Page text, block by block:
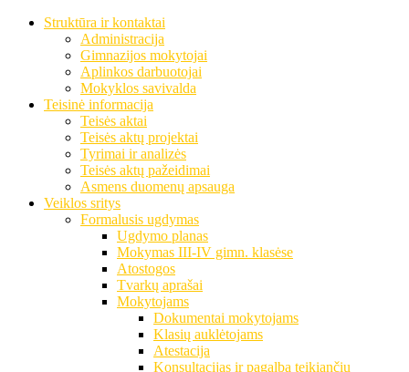
Struktūra ir kontaktai
Administracija
Gimnazijos mokytojai
Aplinkos darbuotojai
Mokyklos savivalda
Teisinė informacija
Teisės aktai
Teisės aktų projektai
Tyrimai ir analizės
Teisės aktų pažeidimai
Asmens duomenų apsauga
Veiklos sritys
Formalusis ugdymas
Ugdymo planas
Mokymas III-IV gimn. klasėse
Atostogos
Tvarkų aprašai
Mokytojams
Dokumentai mokytojams
Klasių auklėtojams
Atestacija
Konsultacijas ir pagalbą teikiančių